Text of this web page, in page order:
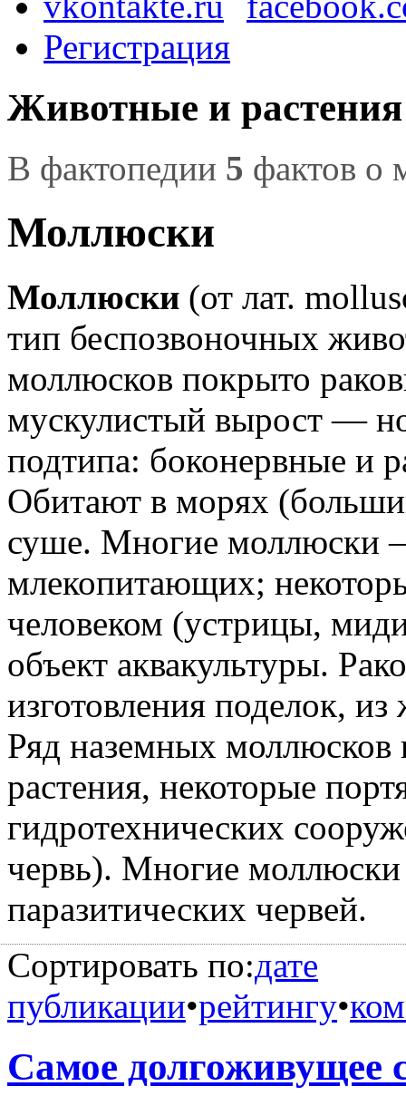
Регистрация
Животные и растения
В фактопедии 5 фактов о
Моллюски
Моллюски (от лат.
тип беспозвоночных
моллюсков покрыто
мускулистый вырост —
подтипа: боконервные и
Обитают в морях
суше. Многие моллюски
млекопитающих;
человеком (устрицы,
объект аквакультуры.
изготовления поделок,
Ряд наземных моллюсков
растения, некоторые
гидротехнических
червь). Многие
паразитических червей.
Сортировать по:дате
публикации•рейтингу•
Самое долгоживущее